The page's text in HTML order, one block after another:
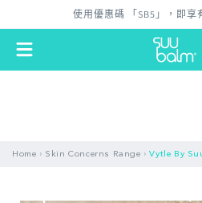
容
使用優惠碼 「SB5」，即享
Home › Skin Concerns Range › Vytle By